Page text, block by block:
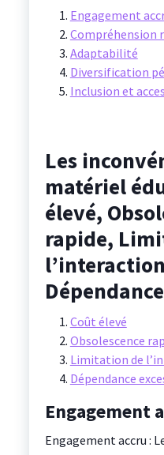
Engagement
Compréhension
Adaptabilité
Diversification
Inclusion et
Les
matériel
élevé,
rapide,
Coût élevé
Obsolescence
Limitation de
Dépendance
Engagement
Engagement accru :